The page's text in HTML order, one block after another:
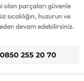
parçaları güvenle
sıcaklığın, huzurun ve
devam edebilirsiniz.